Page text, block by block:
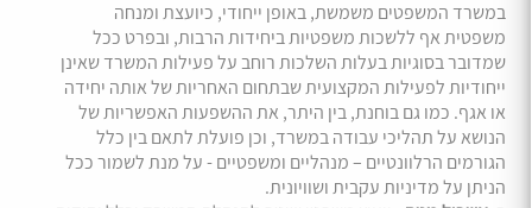
במשרד המשפטים משמשת, באופן ייחודי, כיועצת ומנחה
משפטית אף ללשכות משפטיות ביחידות הרבות, ובפרט ככל
שמדובר בסוגיות בעלות השלכות רוחב על פעילות המשרד שאינן
ייחודיות לפעילות המקצועית שבתחום האחריות של אותה יחידה
או אגף. כמו גם בוחנת, בין היתר, את ההשפעות האפשריות של
הנושא על תהליכי עבודה במשרד, וכן פועלת לתאם בין כלל
הגורמים הרלוונטיים – מנהליים ומשפטיים - על מנת לשמור ככל
הניתן על מדיניות עקבית ושוויונית.